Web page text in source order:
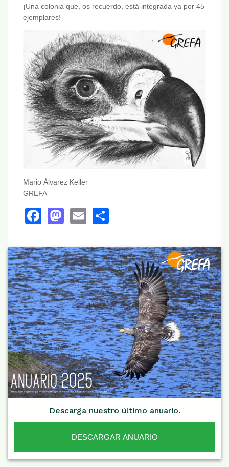
¡Una colonia que, os recuerdo, está integrada ya por 45
ejemplares!
Mario Álvarez Keller
GREFA
Facebook
Mastodon
Email
Descarga nuestro último anuario.
DESCARGAR ANUARIO